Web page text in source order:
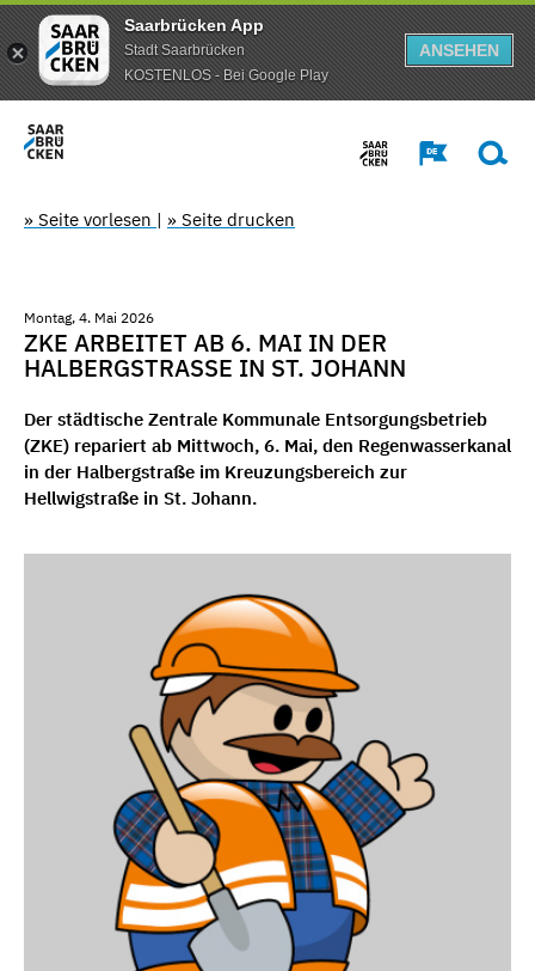
Saarbrücken App
Stadt Saarbrücken
KOSTENLOS - Bei Google Play
ANSEHEN
» Seite vorlesen | » Seite drucken
Montag, 4. Mai 2026
ZKE ARBEITET AB 6. MAI IN DER
HALBERGSTRASSE IN ST. JOHANN
Der städtische Zentrale Kommunale Entsorgungsbetrieb
(ZKE) repariert ab Mittwoch, 6. Mai, den Regenwasserkanal
in der Halbergstraße im Kreuzungsbereich zur
Hellwigstraße in St. Johann.